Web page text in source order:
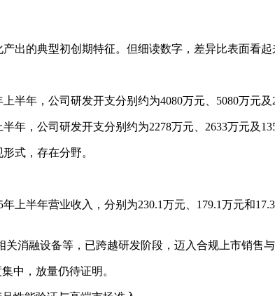
的典型初创期特征。但细读数字，差异比表面看起
年，公司研发开支分别约为4080万元、5080万元及
，公司研发开支分别约为2278万元、2633万元及
式，存在分野。
半年营业收入，分别为230.1万元、179.1万元和
融设备等，已跨越研发阶段，迈入合规上市销售与
中，放量仍待证明。